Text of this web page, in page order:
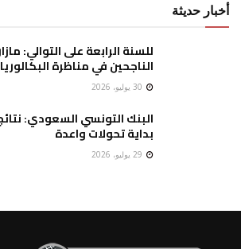
أخبار حديثة
الناجحين في مناظرة البكالوريا
بداية تحولات واعدة